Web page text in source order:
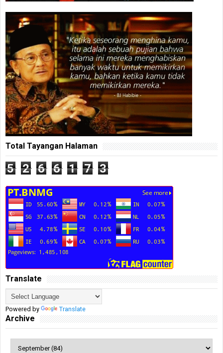
Total Tayangan Halaman
5 2 6 6 1 7 3
Translate
Powered by Translate
Archive